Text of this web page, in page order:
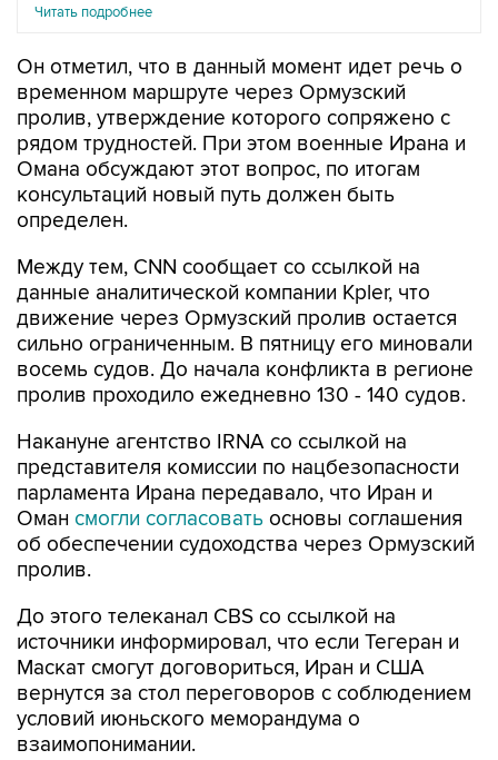
Читать подробнее
Он отметил, что в данный момент идет речь о
временном маршруте через Ормузский
пролив, утверждение которого сопряжено с
рядом трудностей. При этом военные Ирана и
Омана обсуждают этот вопрос, по итогам
консультаций новый путь должен быть
определен.
Между тем, CNN сообщает со ссылкой на
данные аналитической компании Kpler, что
движение через Ормузский пролив остается
сильно ограниченным. В пятницу его миновали
восемь судов. До начала конфликта в регионе
пролив проходило ежедневно 130 - 140 судов.
Накануне агентство IRNA со ссылкой на
представителя комиссии по нацбезопасности
парламента Ирана передавало, что Иран и
Оман смогли согласовать основы соглашения
об обеспечении судоходства через Ормузский
пролив.
До этого телеканал CBS со ссылкой на
источники информировал, что если Тегеран и
Маскат смогут договориться, Иран и США
вернутся за стол переговоров с соблюдением
условий июньского меморандума о
взаимопонимании.